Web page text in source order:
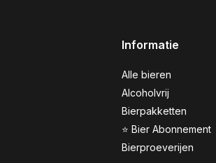
Informatie
Alle bieren
Alcoholvrij
Bierpakketten
⭐ Bier Abonnement
Bierproeverijen